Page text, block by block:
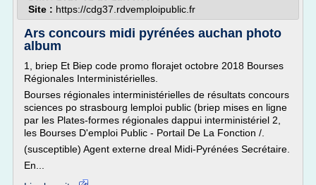
Site : https://cdg37.rdvemploipublic.fr
Ars concours midi pyrénées auchan photo
album
1, briep Et Biep code promo florajet octobre 2018 Bourses
Régionales Interministérielles.
Bourses régionales interministérielles de résultats concours
sciences po strasbourg lemploi public (briep mises en ligne
par les Plates-formes régionales dappui interministériel 2,
les Bourses D'emploi Public - Portail De La Fonction /.
(susceptible) Agent externe dreal Midi-Pyrénées Secrétaire.
En...